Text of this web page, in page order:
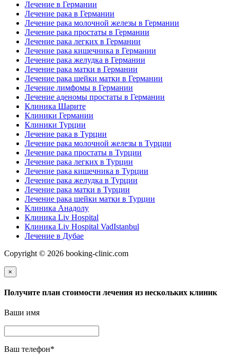
Лечение в Германии
Лечение рака в Германии
Лечение рака молочной железы в Германии
Лечение рака простаты в Германии
Лечение рака легких в Германии
Лечение рака кишечника в Германии
Лечение рака желудка в Германии
Лечение рака матки в Германии
Лечение рака шейки матки в Германии
Лечение лимфомы в Германии
Лечение аденомы простаты в Германии
Клиника Шарите
Клиники Германии
Клиники Турции
Лечение рака в Турции
Лечение рака молочной железы в Турции
Лечение рака простаты в Турции
Лечение рака легких в Турции
Лечение рака кишечника в Турции
Лечение рака желудка в Турции
Лечение рака матки в Турции
Лечение рака шейки матки в Турции
Клиника Анадолу
Клиника Liv Hospital
Клиника Liv Hospital VadIstanbul
Лечение в Дубае
Copyright © 2026 booking-clinic.com
×
Получите план стоимости лечения из нескольких клиник
Ваши имя
Ваш телефон*